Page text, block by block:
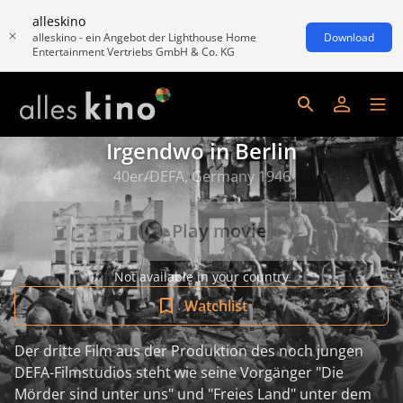
alleskino
alleskino - ein Angebot der Lighthouse Home
Entertainment Vertriebs GmbH & Co. KG
Download
Irgendwo in Berlin
40er/DEFA, Germany 1946
Play movie
Not available in your country
Watchlist
Der dritte Film aus der Produktion des noch jungen
DEFA-Filmstudios steht wie seine Vorgänger "Die
Mörder sind unter uns" und "Freies Land" unter dem